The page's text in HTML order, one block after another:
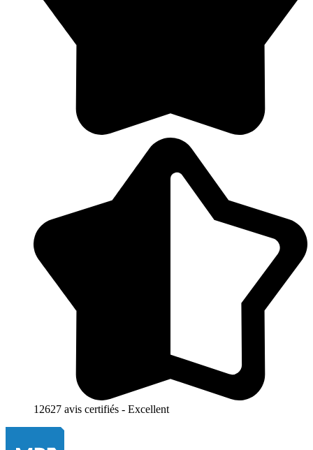
12627 avis certifiés - Excellent